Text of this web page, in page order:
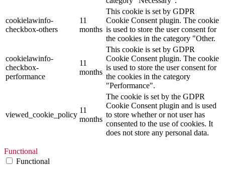
cookielawinfo-
checkbox-others
11
months
This cookie is set by GDPR
Cookie Consent plugin. The cookie
is used to store the user consent for
the cookies in the category "Other.
cookielawinfo-
checkbox-
performance
11
months
This cookie is set by GDPR
Cookie Consent plugin. The cookie
is used to store the user consent for
the cookies in the category
"Performance".
viewed_cookie_policy
11
months
The cookie is set by the GDPR
Cookie Consent plugin and is used
to store whether or not user has
consented to the use of cookies. It
does not store any personal data.
Functional
Functional